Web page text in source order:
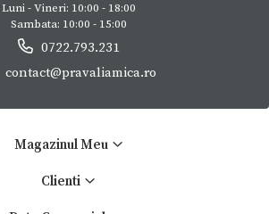
Luni - Vineri: 10:00 - 18:00
Sambata: 10:00 - 15:00
0722.793.231
contact@pravaliamica.ro
Magazinul Meu
Clienti